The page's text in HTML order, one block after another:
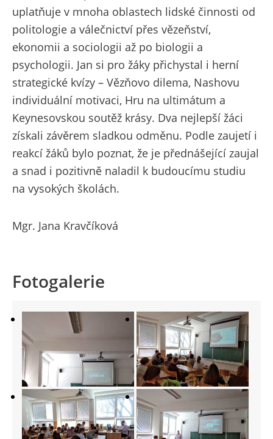
uplatňuje v mnoha oblastech lidské činnosti od
politologie a válečnictví přes vězeňství,
ekonomii a sociologii až po biologii a
psychologii. Jan si pro žáky přichystal i herní
strategické kvízy – Vězňovo dilema, Nashovu
individuální motivaci, Hru na ultimátum a
Keynesovskou soutěž krásy. Dva nejlepší žáci
získali závěrem sladkou odměnu. Podle zaujetí i
reakcí žáků bylo poznat, že je přednášející zaujal
a snad i pozitivně naladil k budoucímu studiu
na vysokých školách.
Mgr. Jana Kravčíková
Fotogalerie